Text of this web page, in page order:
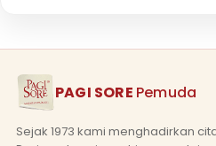
🪨 Temukan Lebih Banyak
Link cepat ke halaman lainnya
PAGI SORE Pemuda
Sejak 1973 kami menghadirkan